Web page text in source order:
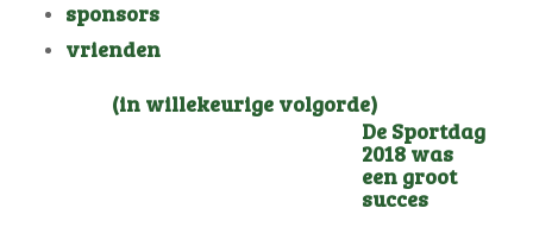
sponsors
vrienden
(in willekeurige volgorde)
De Sportdag
2018 was
een groot
succes